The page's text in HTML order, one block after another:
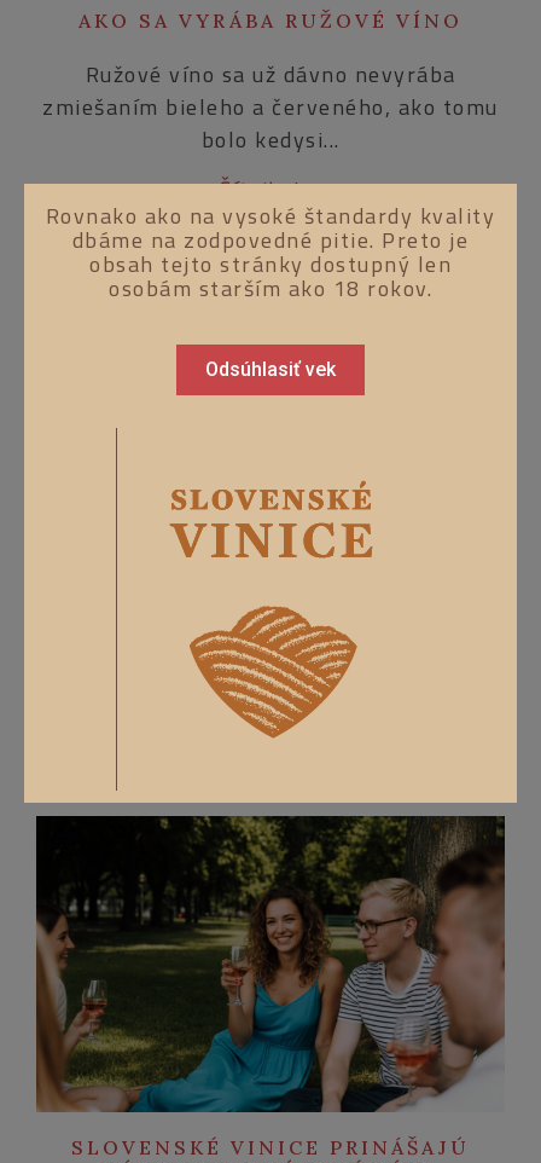
AKO SA VYRÁBA RUŽOVÉ VÍNO
Ružové víno sa už dávno nevyrába
zmiešaním bieleho a červeného, ako tomu
bolo kedysi...
Čítať viac
Slovenské Vinice sú v kolekcii Národného
salónu vín Na Slovensku sa tvorí veľa
kvalitných vín...
SLOVENSKÉ VINICE PRINÁŠAJÚ
Rovnako ako na vysoké štandardy kvality
dbáme na zodpovedné pitie. Preto je
obsah tejto stránky dostupný len
osobám starším ako 18 rokov.
Odsúhlasiť vek